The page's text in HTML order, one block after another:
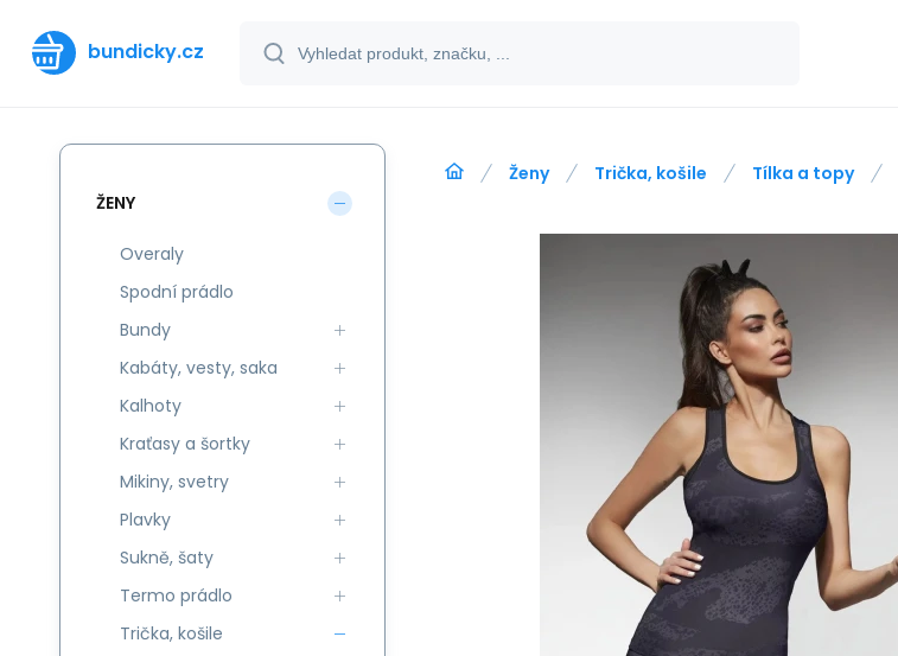
bundicky.cz
Ženy Trička, košile Tílka a topy
ŽENY
Overaly
Spodní prádlo
Bundy
Kabáty, vesty, saka
Kalhoty
Kraťasy a šortky
Mikiny, svetry
Plavky
Sukně, šaty
Termo prádlo
Trička, košile